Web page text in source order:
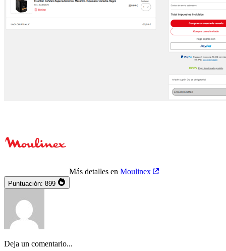
Más detalles en Moulinex
Puntuación: 899
Deja un comentario...